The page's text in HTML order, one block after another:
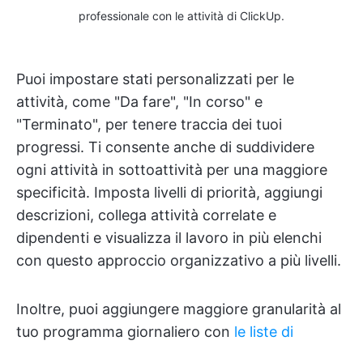
professionale con le attività di ClickUp.
Puoi impostare stati personalizzati per le
attività, come "Da fare", "In corso" e
"Terminato", per tenere traccia dei tuoi
progressi. Ti consente anche di suddividere
ogni attività in sottoattività per una maggiore
specificità. Imposta livelli di priorità, aggiungi
descrizioni, collega attività correlate e
dipendenti e visualizza il lavoro in più elenchi
con questo approccio organizzativo a più livelli.
Inoltre, puoi aggiungere maggiore granularità al
tuo programma giornaliero con le liste di